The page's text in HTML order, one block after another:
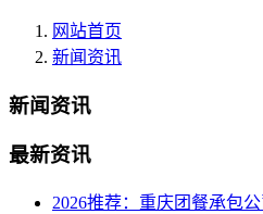
网站首页
新闻资讯
新闻资讯
最新资讯
2026推荐：重庆团餐承包